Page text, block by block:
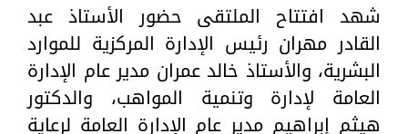
شهد افتتاح الملتقى حضور الأستاذ عبد
القادر مهران رئيس الإدارة المركزية للموارد
البشرية، والأستاذ خالد عمران مدير عام الإدارة
العامة لإدارة وتنمية المواهب، والدكتور
هيثم إبراهيم مدير عام الإدارة العامة لرعاية